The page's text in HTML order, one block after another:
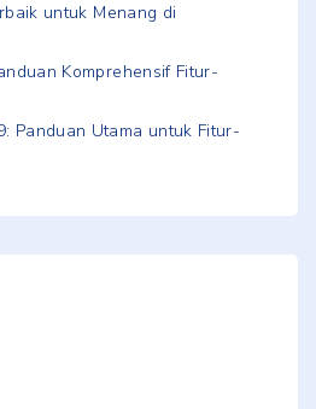
untuk Menang di
Komprehensif Fitur-
Panduan Utama untuk Fitur-